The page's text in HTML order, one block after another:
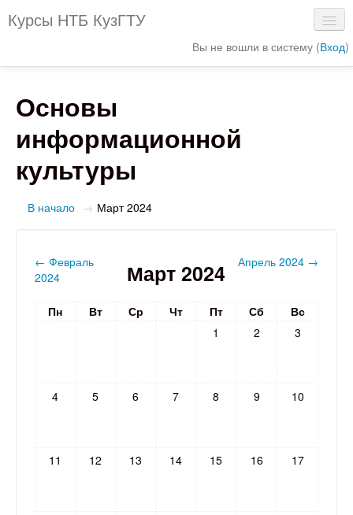
Курсы НТБ КузГТУ
Вы не вошли в систему (Вход)
Электронный каталог
Интерактивная схема библиотеки
Электронные ресурсы
Основы
информационной
культуры
В начало → Март 2024
← Февраль
2024
Март 2024 Апрель 2024 →
Пн Вт Ср Чт Пт Сб
Вс
1
2 3
4 5 6 7 8 9 10
11 12 13 14 15 16 17